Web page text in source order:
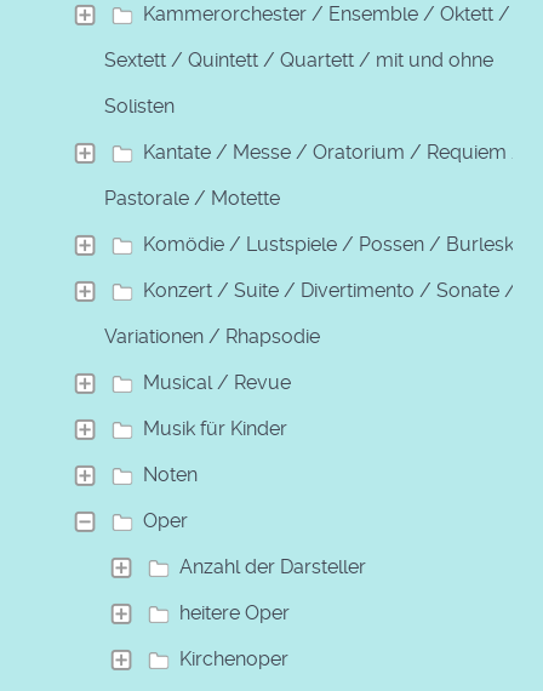
Kammerorchester / Ensemble / Oktett /
Sextett / Quintett / Quartett / mit und ohne
Solisten
Kantate / Messe / Oratorium / Requiem /
Pastorale / Motette
Komödie / Lustspiele / Possen / Burleske
Konzert / Suite / Divertimento / Sonate /
Variationen / Rhapsodie
Musical / Revue
Musik für Kinder
Noten
Oper
Anzahl der Darsteller
heitere Oper
Kirchenoper